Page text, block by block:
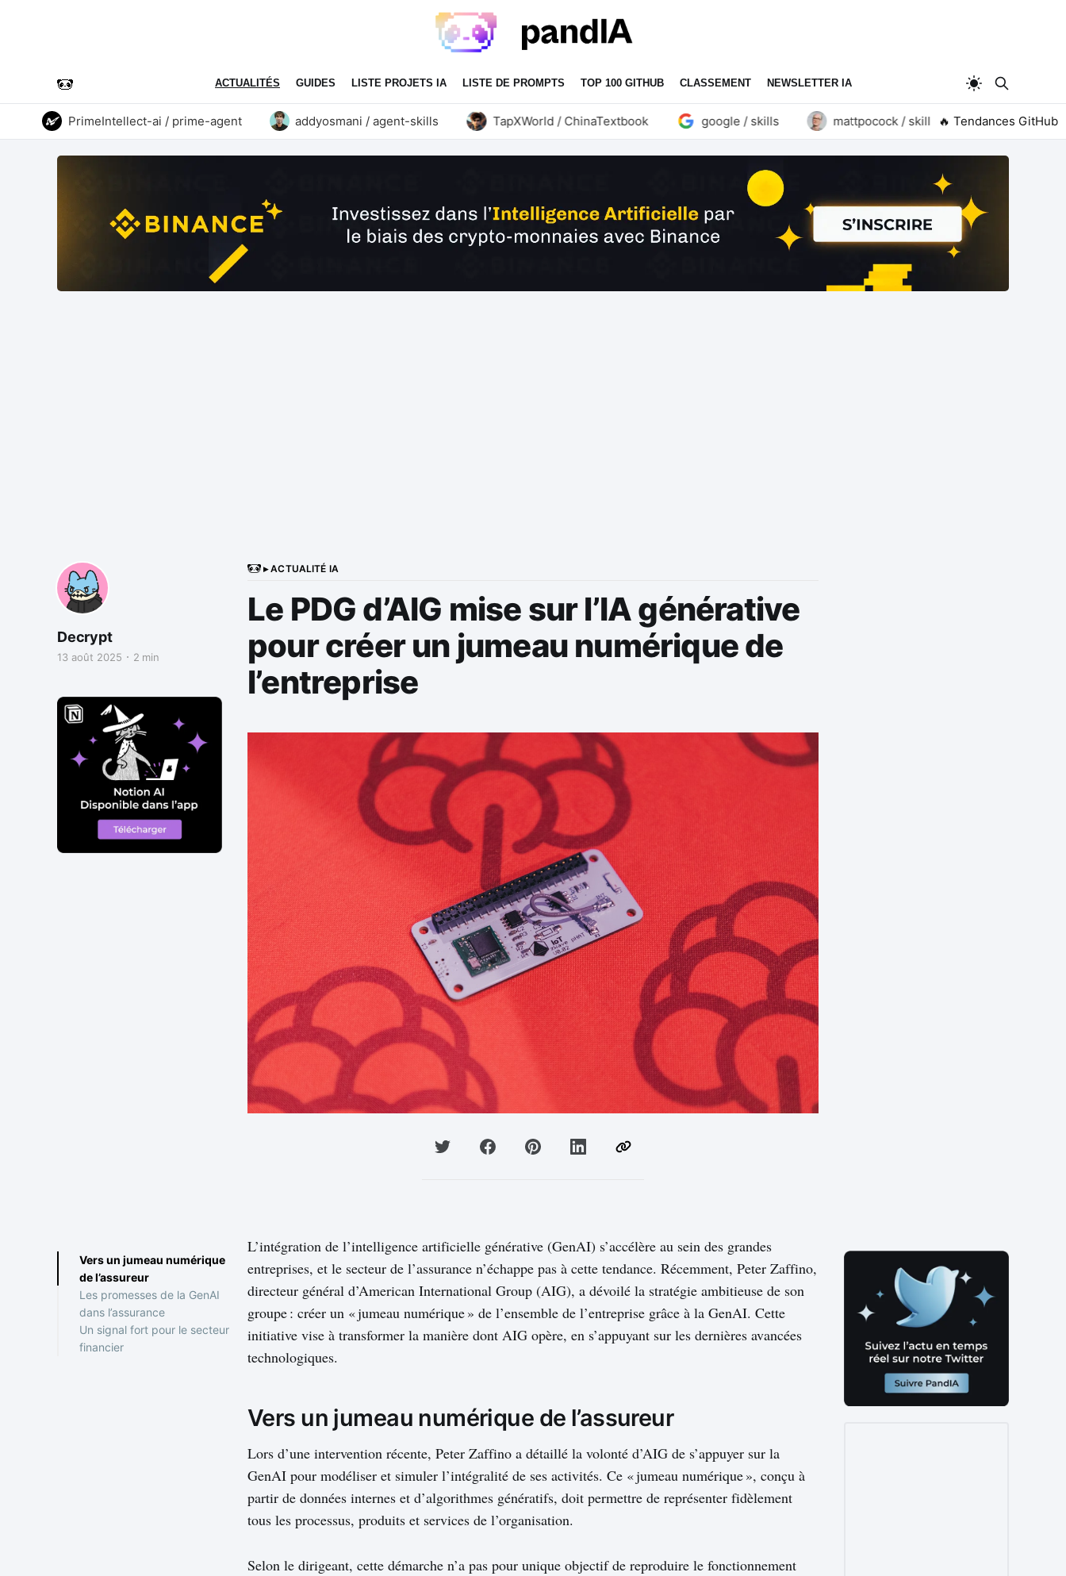
ACTUALITÉS GUIDES LISTE PROJETS IA LISTE DE PROMPTS TOP 100 GITHUB CLASSEMENT NEWSLETTER IA
PrimeIntellect-ai / prime-agent addyosmani / agent-skills TapXWorld / ChinaTextbook google / skills mattpocock / skills goauthentik /
🔥 Tendances GitHub
▸ ACTUALITÉ IA
Le PDG d’AIG mise sur l’IA générative
pour créer un jumeau numérique de
l’entreprise
Decrypt
13 août 2025 2 min
Vers un jumeau numérique
de l’assureur
Les promesses de la GenAI
dans l’assurance
Sécurité et éthique : des
enjeux majeurs
Un signal fort pour le secteur
financier
L’intégration de l’intelligence artificielle générative (GenAI) s’accélère au sein des grandes
entreprises, et le secteur de l’assurance n’échappe pas à cette tendance. Récemment, Peter Zaffino,
directeur général d’American International Group (AIG), a dévoilé la stratégie ambitieuse de son
groupe : créer un « jumeau numérique » de l’ensemble de l’entreprise grâce à la GenAI. Cette
initiative vise à transformer la manière dont AIG opère, en s’appuyant sur les dernières avancées
technologiques.
Vers un jumeau numérique de l’assureur
Lors d’une intervention récente, Peter Zaffino a détaillé la volonté d’AIG de s’appuyer sur la
GenAI pour modéliser et simuler l’intégralité de ses activités. Ce « jumeau numérique », conçu à
partir de données internes et d’algorithmes génératifs, doit permettre de représenter fidèlement
tous les processus, produits et services de l’organisation.
Selon le dirigeant, cette démarche n’a pas pour unique objectif de reproduire le fonctionnement